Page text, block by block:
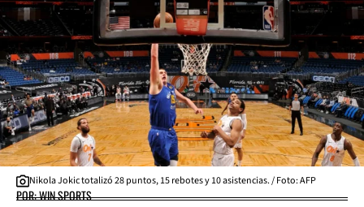
Nikola Jokic totalizó 28 puntos, 15 rebotes y 10 asistencias. / Foto: AFP
POR: WIN SPORTS